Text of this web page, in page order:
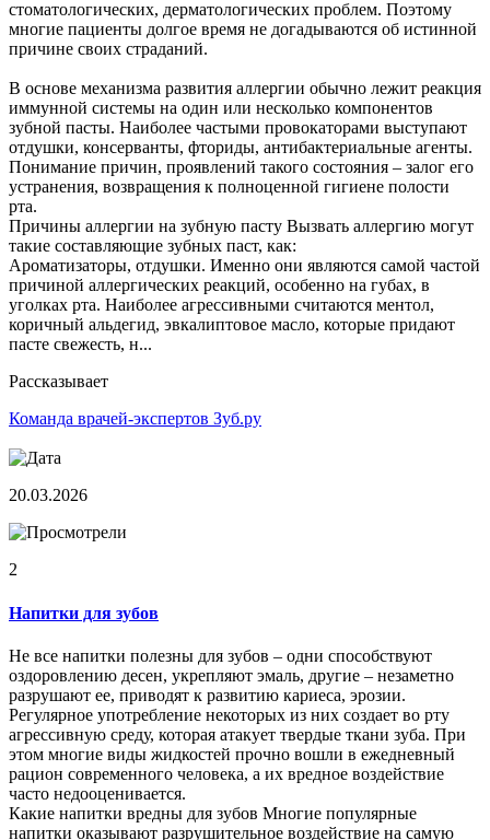
стоматологических, дерматологических проблем. Поэтому
многие пациенты долгое время не догадываются об истинной
причине своих страданий.
В основе механизма развития аллергии обычно лежит реакция
иммунной системы на один или несколько компонентов
зубной пасты. Наиболее частыми провокаторами выступают
отдушки, консерванты, фториды, антибактериальные агенты.
Понимание причин, проявлений такого состояния – залог его
устранения, возвращения к полноценной гигиене полости
рта.
Причины аллергии на зубную пасту Вызвать аллергию могут
такие составляющие зубных паст, как:
Ароматизаторы, отдушки. Именно они являются самой частой
причиной аллергических реакций, особенно на губах, в
уголках рта. Наиболее агрессивными считаются ментол,
коричный альдегид, эвкалиптовое масло, которые придают
пасте свежесть, н...
Рассказывает
Команда врачей-экспертов Зуб.ру
20.03.2026
2
Напитки для зубов
Не все напитки полезны для зубов – одни способствуют
оздоровлению десен, укрепляют эмаль, другие – незаметно
разрушают ее, приводят к развитию кариеса, эрозии.
Регулярное употребление некоторых из них создает во рту
агрессивную среду, которая атакует твердые ткани зуба. При
этом многие виды жидкостей прочно вошли в ежедневный
рацион современного человека, а их вредное воздействие
часто недооценивается.
Какие напитки вредны для зубов Многие популярные
напитки оказывают разрушительное воздействие на самую